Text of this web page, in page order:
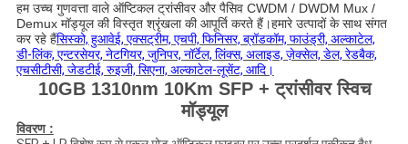
हम उच्च गुणवत्ता वाले ऑप्टिकल ट्रांसीवर और पैसिव CWDM / DWDM Mux /
Demux मॉड्यूल की विस्तृत श्रृंखला की आपूर्ति करते हैं।हमारे उत्पादों के साथ संगत
कर रहे हैंसिस्को, हुआवेई, एक्सट्रीम, एचपी, फिनिसर, ब्रॉडकॉम, फाउंड्री, अल्काटेल,
डी-लिंक, एन्टरसेयर, नेटगियर, जुनिपर, नॉर्टेल, लिंक्स, अलाइड, ज़ेक्सेल, डेल, रेडबैक,
एचसीटीसी, जेडटीई, रुइजी, सिएना, अल्काटेल-लूसेंट, आदि।
10GB 1310nm 10Km SFP + ट्रांसीवर स्विच
मॉड्यूल
विवरण :